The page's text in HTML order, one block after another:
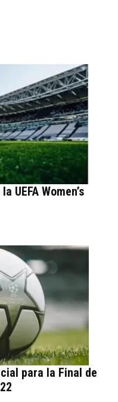
UEFA Women’s
para la Final de